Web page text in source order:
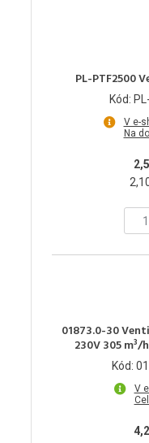
PL-PTF2500
Kód:
V e-
Na
01873.0-30
230V 305 m³/
Kód:
V